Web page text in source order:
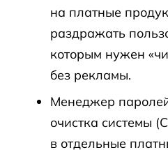
на платные
раздражать
которым нужен
без рекламы.
Менеджер
очистка системы
в отдельные